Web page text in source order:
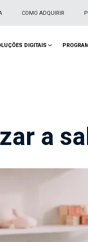
COMO ADQUIRIR
DIGITAIS
a